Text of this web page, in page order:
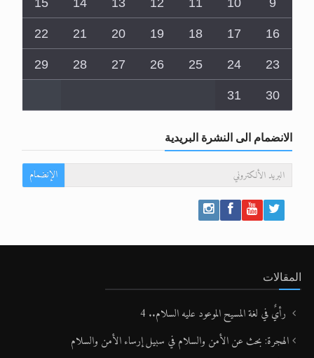
16
17
18
19
20
21
22
23
24
25
26
27
28
29
30
31
الانضمام الى النشرة البريدية
الإنضمام
المقالات
رأيٌ في لغة المسيح الموعود عليه السلام.. 4
الهجرة: بحث عن الأمن والسلام في سبيل إرساء الأمن والسلام